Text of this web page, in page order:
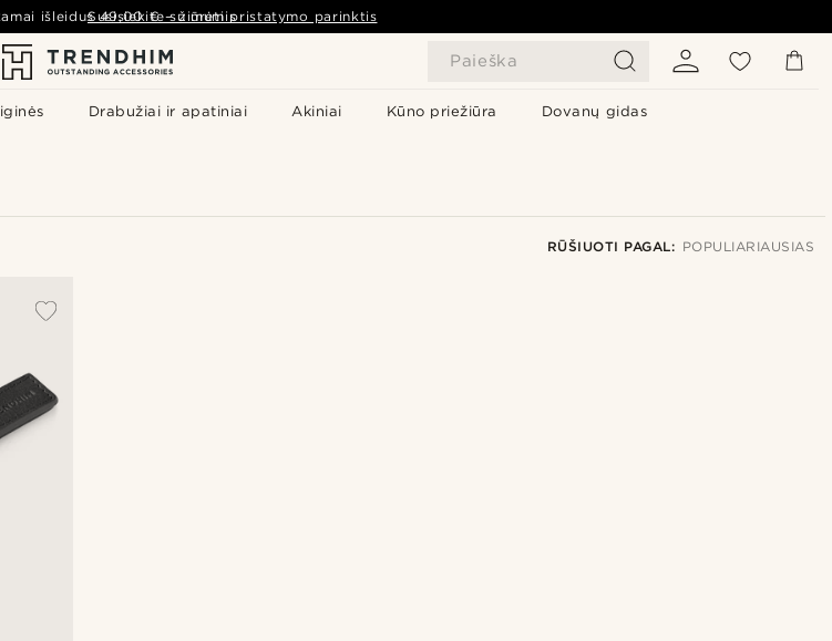
Paieška
Drabužiai ir apatiniai Akiniai Kūno priežiūra Dovanų gidas
išleidus49,00 € – žiūrėti pristatymo parinktis
Susisiekite su mumis
RŪŠIUOTI PAGAL: POPULIARIAUSIAS